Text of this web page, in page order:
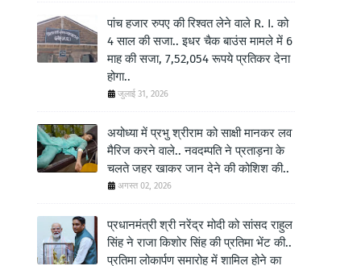
पांच हजार रुपए की रिश्वत लेने वाले R. I. को
4 साल की सजा.. इधर चैक बाउंस मामले में 6
माह की सजा, 7,52,054 रूपये प्रतिकर देना
होगा..
जुलाई 31, 2026
अयोध्या में प्रभु श्रीराम को साक्षी मानकर लव
मैरिज करने वाले.. नवदम्पति ने प्रताड़ना के
चलते जहर खाकर जान देने की कोशिश की..
अगस्त 02, 2026
प्रधानमंत्री श्री नरेंद्र मोदी को सांसद राहुल
सिंह ने राजा किशोर सिंह की प्रतिमा भेंट की..
प्रतिमा लोकार्पण समारोह में शामिल होने का